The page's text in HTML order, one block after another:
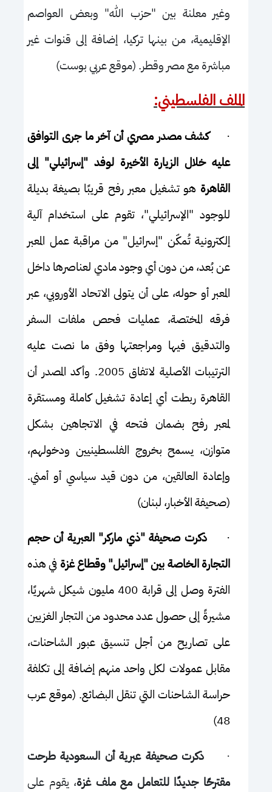
وغير معلنة بين "حزب الله" وبعض العواصم
الإقليمية، من بينها تركيا، إضافة إلى قنوات غير
مباشرة مع مصر وقطر. (موقع عربي بوست)
الملف الفلسطيني:
·كشف مصدر مصري أن آخر ما جرى التوافق
عليه خلال الزيارة الأخيرة لوفد "إسرائيلي" إلى
القاهرة هو تشغيل معبر رفح قريبًا بصيغة بديلة
للوجود "الإسرائيلي"، تقوم على استخدام آلية
إلكترونية تُمكّن "إسرائيل" من مراقبة عمل المعبر
عن بُعد، من دون أي وجود مادي لعناصرها داخل
المعبر أو حوله، على أن يتولى الاتحاد الأوروبي، عبر
فرقه المختصة، عمليات فحص ملفات السفر
والتدقيق فيها ومراجعتها وفق ما نصت عليه
الترتيبات الأصلية لاتفاق 2005. وأكد المصدر أن
القاهرة ربطت أي إعادة تشغيل كاملة ومستقرة
لمعبر رفح بضمان فتحه في الاتجاهين بشكل
متوازن، يسمح بخروج الفلسطينيين ودخولهم،
وإعادة العالقين، من دون قيد سياسي أو أمني.
(صحيفة الأخبار، لبنان)
·ذكرت صحيفة "ذي ماركر" العبرية أن حجم
التجارة الخاصة بين "إسرائيل" وقطاع غزةفي هذه
الفترة وصل إلى قرابة 400 مليون شيكل شهريًا،
مشيرةً إلى حصول عدد محدود من التجار الغزيين
على تصاريح من أجل تنسيق عبور الشاحنات،
مقابل عمولات لكل واحد منهم إضافة إلى تكلفة
حراسة الشاحنات التي تنقل البضائع. (موقع عرب
48)
· ذكرت صحيفة عبرية أن السعودية طرحت
مقترحًا جديدًا للتعامل مع ملف غزة، يقوم على